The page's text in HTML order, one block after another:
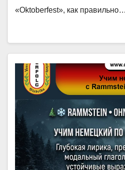
«Oktoberfest», как правильно…